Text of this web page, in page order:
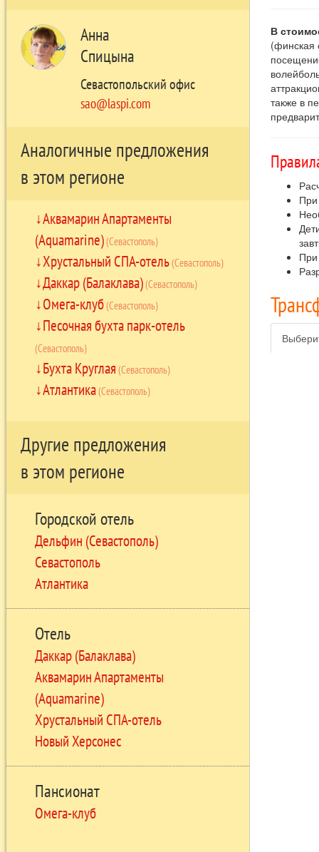
Анна
Спицына
Севастопольский офис
sao@laspi.com
Аналогичные предложения
в этом регионе
Аквамарин Апартаменты
(Aquamarine)(Севастополь)
Хрустальный СПА-отель(Севастополь)
Даккар (Балаклава)(Севастополь)
Омега-клуб(Севастополь)
Песочная бухта парк-отель
(Севастополь)
Бухта Круглая (Севастополь)
Атлантика(Севастополь)
Другие предложения
в этом регионе
Городской отель
Дельфин (Севастополь)
Севастополь
Атлантика
Отель
Даккар (Балаклава)
Аквамарин Апартаменты
(Aquamarine)
Хрустальный СПА-отель
Новый Херсонес
Пансионат
Омега-клуб
В
(финская
также в